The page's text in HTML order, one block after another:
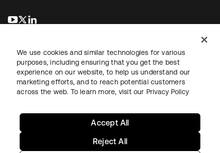
wird in einer neuen Registerkarte geöffnet
wird in einer neuen Registerkarte geöffnet
RechtDatenschutzrichtlinieNutzungsbedingungenSicherheit
We use cookies and similar technologies for various
purposes, including ensuring that you get the best
experience on our website, to help us understand our
marketing efforts, and to reach potential customers
across the web. To learn more, visit our Privacy Policy
Reject All
Accept All